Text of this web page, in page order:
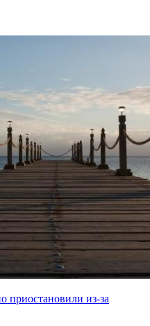
приостановили из-за